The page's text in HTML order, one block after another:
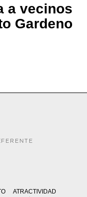
a vecinos
Gardeno
ATRACTIVIDAD